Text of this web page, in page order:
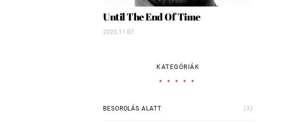
Until The End Of Time
2023.11.07.
KATEGÓRIÁK
BESOROLÁS ALATT (3)